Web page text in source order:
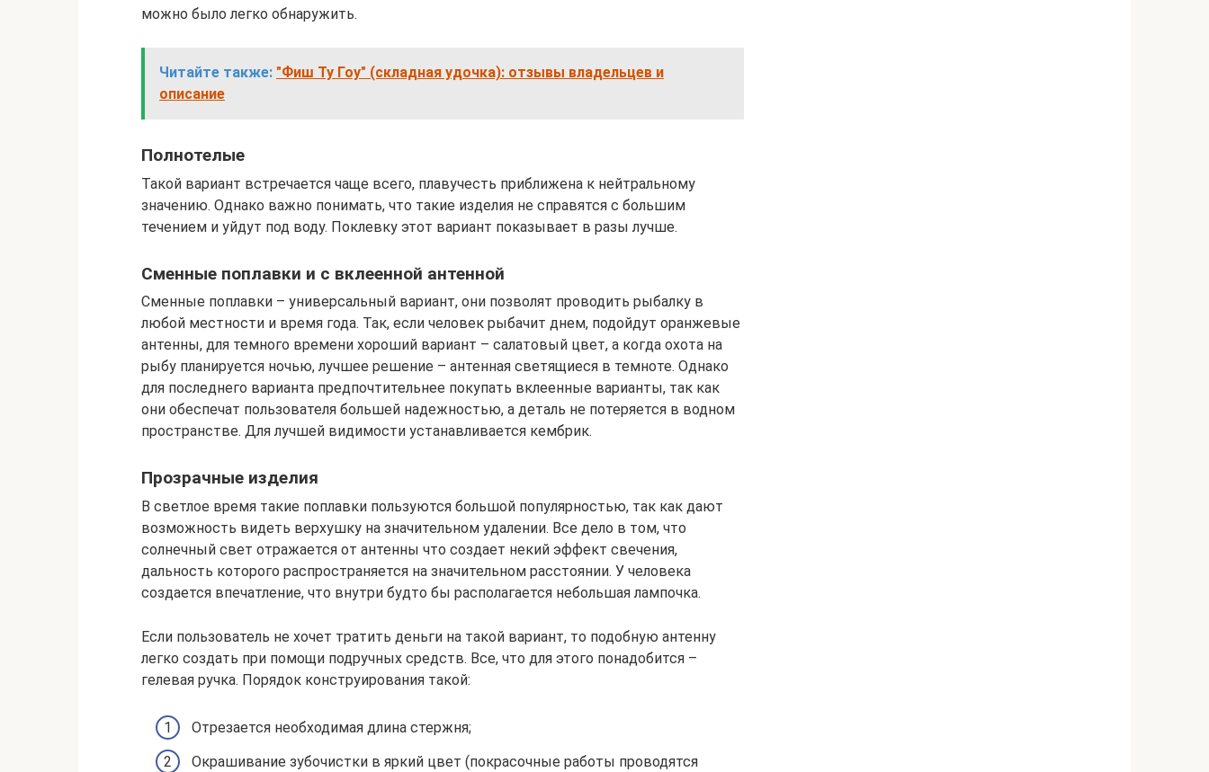
можно было легко обнаружить.
Читайте также: "Фиш Ту Гоу" (складная удочка): отзывы владельцев и
описание
Полнотелые
Такой вариант встречается чаще всего, плавучесть приближена к нейтральному
значению. Однако важно понимать, что такие изделия не справятся с большим
течением и уйдут под воду. Поклевку этот вариант показывает в разы лучше.
Сменные поплавки и с вклеенной антенной
Сменные поплавки – универсальный вариант, они позволят проводить рыбалку в
любой местности и время года. Так, если человек рыбачит днем, подойдут оранжевые
антенны, для темного времени хороший вариант – салатовый цвет, а когда охота на
рыбу планируется ночью, лучшее решение – антенная светящиеся в темноте. Однако
для последнего варианта предпочтительнее покупать вклеенные варианты, так как
они обеспечат пользователя большей надежностью, а деталь не потеряется в водном
пространстве. Для лучшей видимости устанавливается кембрик.
Прозрачные изделия
В светлое время такие поплавки пользуются большой популярностью, так как дают
возможность видеть верхушку на значительном удалении. Все дело в том, что
солнечный свет отражается от антенны что создает некий эффект свечения,
дальность которого распространяется на значительном расстоянии. У человека
создается впечатление, что внутри будто бы располагается небольшая лампочка.
Если пользователь не хочет тратить деньги на такой вариант, то подобную антенну
легко создать при помощи подручных средств. Все, что для этого понадобится –
гелевая ручка. Порядок конструирования такой:
Отрезается необходимая длина стержня;
Окрашивание зубочистки в яркий цвет (покрасочные работы проводятся